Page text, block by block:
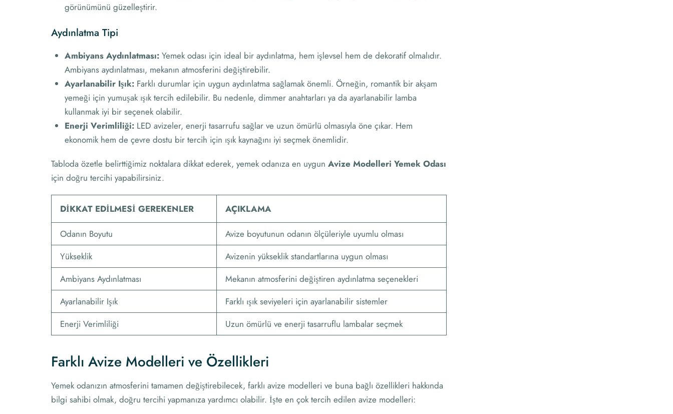
görünümünü güzelleştirir.
Aydınlatma Tipi
Ambiyans Aydınlatması: Yemek odası için ideal bir aydınlatma, hem işlevsel hem de dekoratif olmalıdır.
Ambiyans aydınlatması, mekanın atmosferini değiştirebilir.
Ayarlanabilir Işık: Farklı durumlar için uygun aydınlatma sağlamak önemli. Örneğin, romantik bir akşam
yemeği için yumuşak ışık tercih edilebilir. Bu nedenle, dimmer anahtarları ya da ayarlanabilir lamba
kullanmak iyi bir seçenek olabilir.
Enerji Verimliliği: LED avizeler, enerji tasarrufu sağlar ve uzun ömürlü olmasıyla öne çıkar. Hem
ekonomik hem de çevre dostu bir tercih için ışık kaynağını iyi seçmek önemlidir.
Tabloda özetle belirttiğimiz noktalara dikkat ederek, yemek odanıza en uygun Avize Modelleri Yemek Odası
için doğru tercihi yapabilirsiniz.
DIKKAT EDILMESI GEREKENLER AÇIKLAMA
Odanın Boyutu
Avize boyutunun odanın ölçüleriyle uyumlu olması
Yükseklik
Avizenin yükseklik standartlarına uygun olması
Ambiyans Aydınlatması
Mekanın atmosferini değiştiren aydınlatma seçenekleri
Ayarlanabilir Işık
Farklı ışık seviyeleri için ayarlanabilir sistemler
Enerji Verimliliği
Uzun ömürlü ve enerji tasarruflu lambalar seçmek
Farklı Avize Modelleri ve Özellikleri
Yemek odanızın atmosferini tamamen değiştirebilecek, farklı avize modelleri ve buna bağlı özellikleri hakkında
bilgi sahibi olmak, doğru tercihi yapmanıza yardımcı olabilir. İşte en çok tercih edilen avize modelleri: